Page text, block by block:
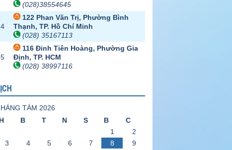
(028)38554645
4
122 Phan Văn Trị, Phường Bình
Thạnh, TP. Hồ Chí Minh
(028) 35167113
5
116 Đinh Tiên Hoàng, Phường Gia
Định, TP. HCM
(028) 38997116
TÁM 2026
H
B T N S B C
1
2
3
4 5 6 7 8
9